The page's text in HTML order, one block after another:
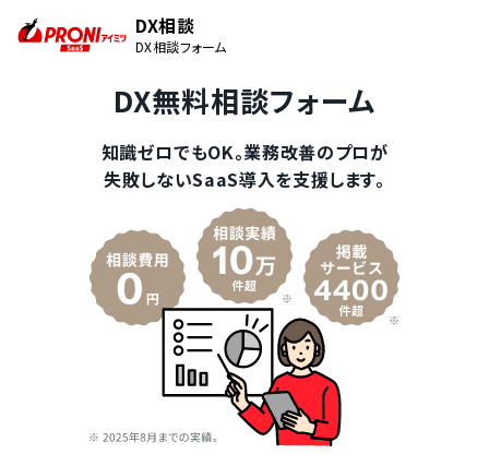
DX相談
DX相談フォーム
DX無料相談フォーム
知識ゼロでもOK。業務改善のプロが
失敗しないSaaS導入を支援します。